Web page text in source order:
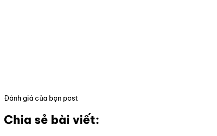
Đánh giá của bạn post
Chia sẻ bài viết: